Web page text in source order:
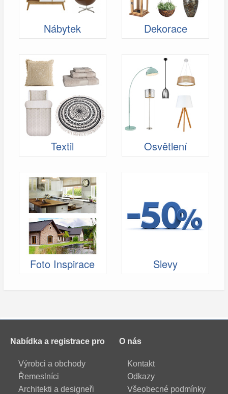
Nábytek Dekorace
Textil Osvětlení
Foto Inspirace Slevy
Nabídka a registrace pro
Výrobci a obchody
Řemeslníci
Architekti a designeři
O nás
Kontakt
Odkazy
Všeobecné podmínky